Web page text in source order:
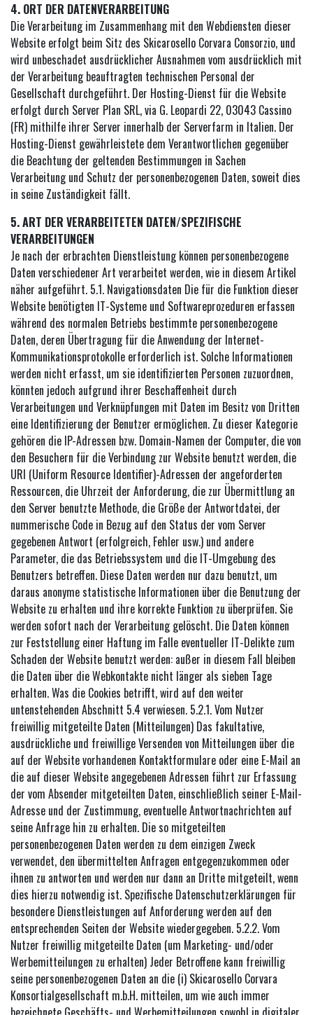
4. ORT DER DATENVERARBEITUNG
Die Verarbeitung im Zusammenhang mit den Webdiensten dieser
Website erfolgt beim Sitz des Skicarosello Corvara Consorzio, und
wird unbeschadet ausdrücklicher Ausnahmen vom ausdrücklich mit
der Verarbeitung beauftragten technischen Personal der
Gesellschaft durchgeführt. Der Hosting-Dienst für die Website
erfolgt durch Server Plan SRL, via G. Leopardi 22, 03043 Cassino
(FR) mithilfe ihrer Server innerhalb der Serverfarm in Italien. Der
Hosting-Dienst gewährleistete dem Verantwortlichen gegenüber
die Beachtung der geltenden Bestimmungen in Sachen
Verarbeitung und Schutz der personenbezogenen Daten, soweit dies
in seine Zuständigkeit fällt.
5. ART DER VERARBEITETEN DATEN/SPEZIFISCHE
VERARBEITUNGEN
Je nach der erbrachten Dienstleistung können personenbezogene
Daten verschiedener Art verarbeitet werden, wie in diesem Artikel
näher aufgeführt. 5.1. Navigationsdaten Die für die Funktion dieser
Website benötigten IT-Systeme und Softwareprozeduren erfassen
während des normalen Betriebs bestimmte personenbezogene
Daten, deren Übertragung für die Anwendung der Internet-
Kommunikationsprotokolle erforderlich ist. Solche Informationen
werden nicht erfasst, um sie identifizierten Personen zuzuordnen,
könnten jedoch aufgrund ihrer Beschaffenheit durch
Verarbeitungen und Verknüpfungen mit Daten im Besitz von Dritten
eine Identifizierung der Benutzer ermöglichen. Zu dieser Kategorie
gehören die IP-Adressen bzw. Domain-Namen der Computer, die von
den Besuchern für die Verbindung zur Website benutzt werden, die
URI (Uniform Resource Identifier)-Adressen der angeforderten
Ressourcen, die Uhrzeit der Anforderung, die zur Übermittlung an
den Server benutzte Methode, die Größe der Antwortdatei, der
nummerische Code in Bezug auf den Status der vom Server
gegebenen Antwort (erfolgreich, Fehler usw.) und andere
Parameter, die das Betriebssystem und die IT-Umgebung des
Benutzers betreffen. Diese Daten werden nur dazu benutzt, um
daraus anonyme statistische Informationen über die Benutzung der
Website zu erhalten und ihre korrekte Funktion zu überprüfen. Sie
werden sofort nach der Verarbeitung gelöscht. Die Daten können
zur Feststellung einer Haftung im Falle eventueller IT-Delikte zum
Schaden der Website benutzt werden: außer in diesem Fall bleiben
die Daten über die Webkontakte nicht länger als sieben Tage
erhalten. Was die Cookies betrifft, wird auf den weiter
untenstehenden Abschnitt 5.4 verwiesen. 5.2.1. Vom Nutzer
freiwillig mitgeteilte Daten (Mitteilungen) Das fakultative,
ausdrückliche und freiwillige Versenden von Mitteilungen über die
auf der Website vorhandenen Kontaktformulare oder eine E-Mail an
die auf dieser Website angegebenen Adressen führt zur Erfassung
der vom Absender mitgeteilten Daten, einschließlich seiner E-Mail-
Adresse und der Zustimmung, eventuelle Antwortnachrichten auf
seine Anfrage hin zu erhalten. Die so mitgeteilten
personenbezogenen Daten werden zu dem einzigen Zweck
verwendet, den übermittelten Anfragen entgegenzukommen oder
ihnen zu antworten und werden nur dann an Dritte mitgeteilt, wenn
dies hierzu notwendig ist. Spezifische Datenschutzerklärungen für
besondere Dienstleistungen auf Anforderung werden auf den
entsprechenden Seiten der Website wiedergegeben. 5.2.2. Vom
Nutzer freiwillig mitgeteilte Daten (um Marketing- und/oder
Werbemitteilungen zu erhalten) Jeder Betroffene kann freiwillig
seine personenbezogenen Daten an die (i) Skicarosello Corvara
Konsortialgesellschaft m.b.H. mitteilen, um wie auch immer